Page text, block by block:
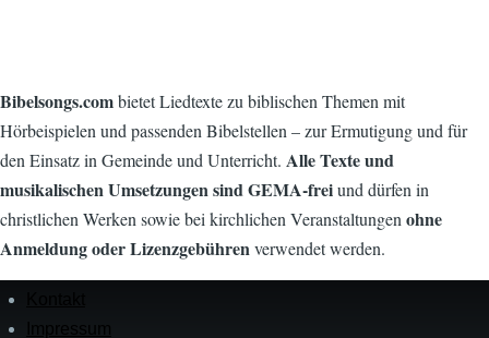
Bibelsongs.combietet Liedtexte zu biblischen Themen mit
Hörbeispielen und passenden Bibelstellen – zur Ermutigung und für
den Einsatz in Gemeinde und Unterricht. Alle Texte und
musikalischen Umsetzungen sind GEMA-freiund dürfen in
christlichen Werken sowie bei kirchlichen Veranstaltungen ohne
Anmeldung oder Lizenzgebührenverwendet werden.
Menü
in
Impressum